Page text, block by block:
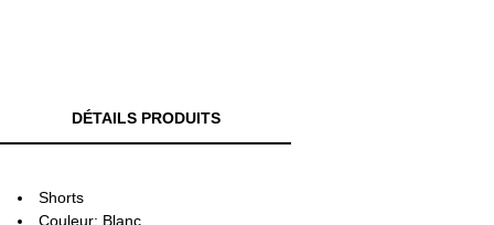
DÉTAILS PRODUITS
Shorts
Couleur: Blanc